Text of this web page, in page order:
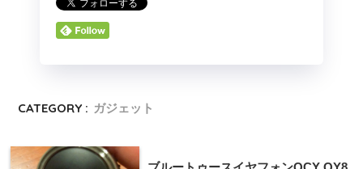
CATEGORY : ガジェット